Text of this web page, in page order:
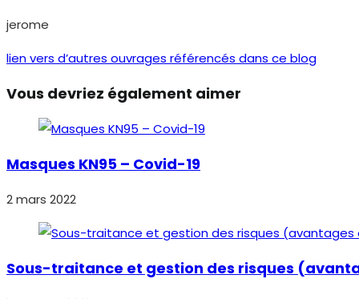
jerome
lien vers d’autres ouvrages référencés dans ce blog
Vous devriez également aimer
Masques KN95 – Covid-19
2 mars 2022
Sous-traitance et gestion des risques